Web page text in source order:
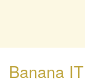
Banana IT